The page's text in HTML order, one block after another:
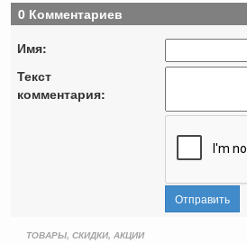
0 Комментариев
Имя:
Текст
комментария:
Отправить
ТОВАРЫ, СКИДКИ, АКЦИИ